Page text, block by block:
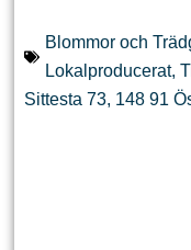
Blommor och
Lokalproducerat,
Sittesta 73, 148 91